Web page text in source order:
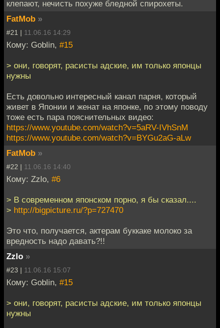
клепают, нечисть похуже бледной спирохеты.
FatMob »
#21 | 11.06.16 14:29
Кому: Goblin, #15
> они, говорят, расисты адские, им только японцы
нужны
Есть довольно интересный канал парня, который
живет в Японии и женат на японке, по этому поводу
тоже есть пара пояснительных видео:
https://www.youtube.com/watch?v=5aRV-IVhSnM
https://www.youtube.com/watch?v=BYGu2aG-aLw
FatMob »
#22 | 11.06.16 14:40
Кому: Zzlo, #6
> В современном японском порно, я бы сказал....
> http://bigpicture.ru/?p=727470
Это что, получается, актерам буккаке молоко за
вредность надо давать?!!
Zzlo »
#23 | 11.06.16 15:07
Кому: Goblin, #15
> они, говорят, расисты адские, им только японцы
нужны